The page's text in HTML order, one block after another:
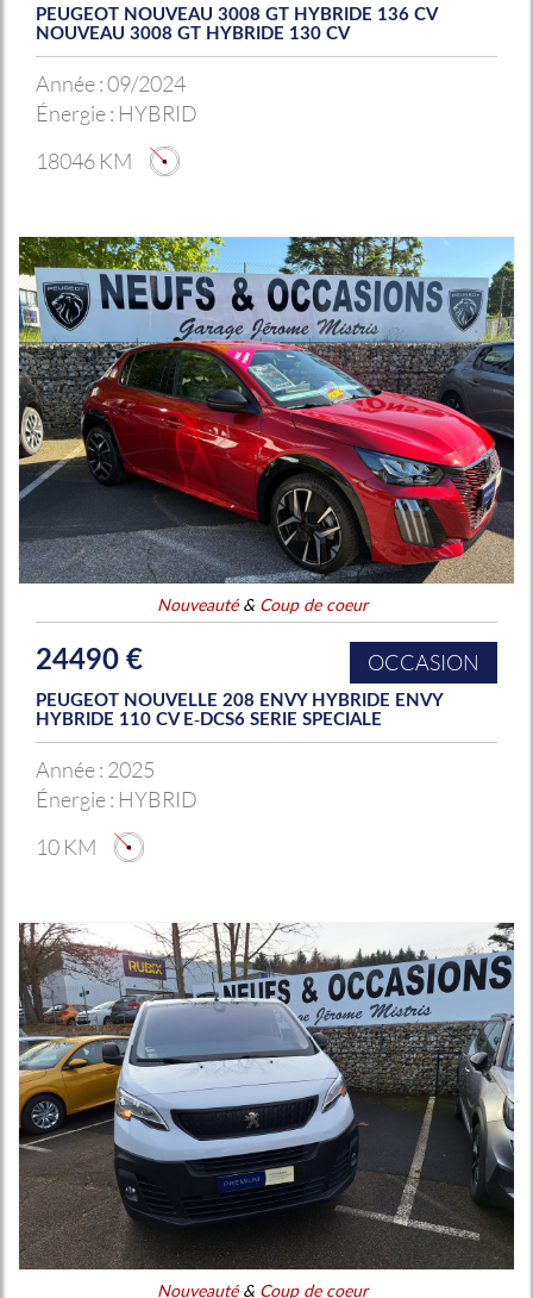
PEUGEOT NOUVEAU 3008 GT HYBRIDE 136 CV
NOUVEAU 3008 GT HYBRIDE 130 CV
Année :09/2024
Énergie : HYBRID
18046 KM
Nouveauté& Coup de coeur
24490 € OCCASION
PEUGEOT NOUVELLE 208 ENVY HYBRIDE ENVY
HYBRIDE 110 CV E-DCS6 SERIE SPECIALE
Année : 2025
Énergie : HYBRID
10 KM
Nouveauté& Coup de coeur